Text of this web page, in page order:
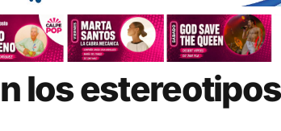
los